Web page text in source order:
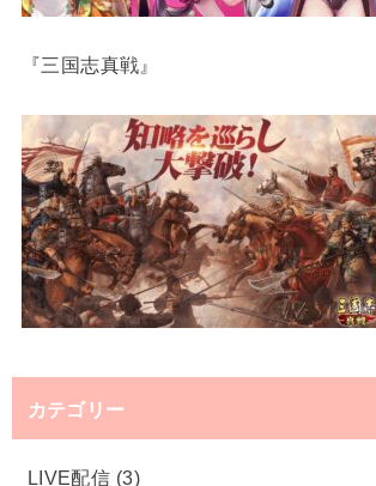
『三国志真戦』
カテゴリー
LIVE配信 (3)